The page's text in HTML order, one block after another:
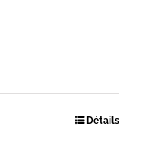
Détails